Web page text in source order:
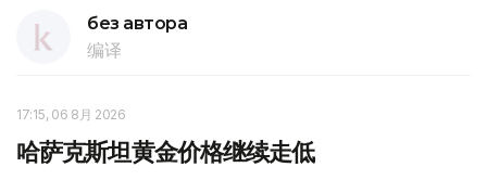
без автора
编译
17:15, 06 8月 2026
哈萨克斯坦黄金价格继续走低